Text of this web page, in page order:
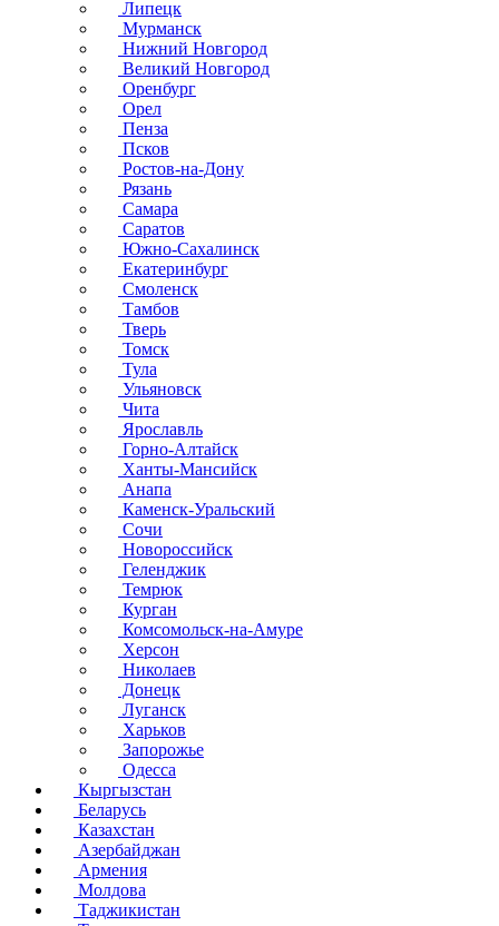
Липецк
Мурманск
Нижний Новгород
Великий Новгород
Оренбург
Орел
Пенза
Псков
Ростов-на-Дону
Рязань
Самара
Саратов
Южно-Сахалинск
Екатеринбург
Смоленск
Тамбов
Тверь
Томск
Тула
Ульяновск
Чита
Ярославль
Горно-Алтайск
Ханты-Мансийск
Анапа
Каменск-Уральский
Сочи
Новороссийск
Геленджик
Темрюк
Курган
Комсомольск-на-Амуре
Херсон
Николаев
Донецк
Луганск
Харьков
Запорожье
Одесса
Кыргызстан
Беларусь
Казахстан
Азербайджан
Армения
Молдова
Таджикистан